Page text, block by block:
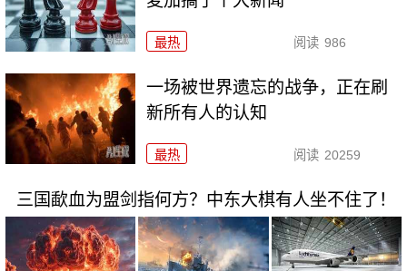
最热 阅读 986
一场被世界遗忘的战争，正在刷
新所有人的认知
最热 阅读 20259
三国歃血为盟剑指何方？中东大棋有人坐不住了！